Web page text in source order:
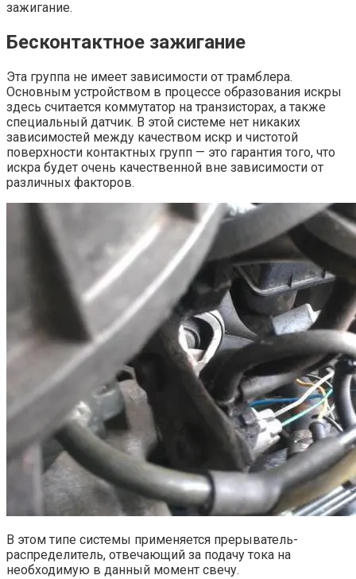
зажигание.
Бесконтактное зажигание
Эта группа не имеет зависимости от трамблера.
Основным устройством в процессе образования искры
здесь считается коммутатор на транзисторах, а также
специальный датчик. В этой системе нет никаких
зависимостей между качеством искр и чистотой
поверхности контактных групп — это гарантия того, что
искра будет очень качественной вне зависимости от
различных факторов.
В этом типе системы применяется прерыватель-
распределитель, отвечающий за подачу тока на
необходимую в данный момент свечу.